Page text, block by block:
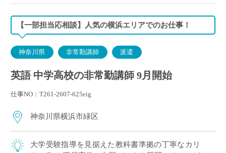
【一部担当応相談】人気の横浜エリアでのお仕事！
神奈川県 非常勤講師 派遣
英語 中学高校の非常勤講師 9月開始
仕事NO：T261-2607-625eig
神奈川県横浜市緑区
大学受験指導を見据えた教科書準拠の丁寧なカリ